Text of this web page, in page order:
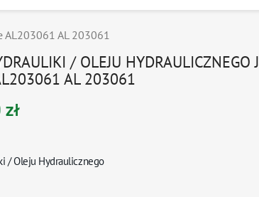
AL 203061
/ OLEJU HYDRAULICZNEGO
AL 203061
/ Oleju Hydraulicznego